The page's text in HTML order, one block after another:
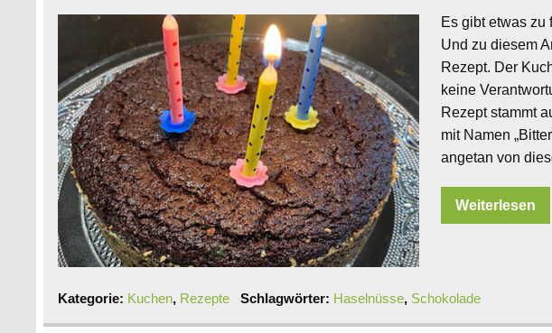
Es gibt etwas zu
Und zu diesem
Rezept. Der
keine
Rezept stammt
mit Namen
angetan von
Weiterlesen
Kategorie: Kuchen, Rezepte Schlagwörter: Haselnüsse, Schokolade